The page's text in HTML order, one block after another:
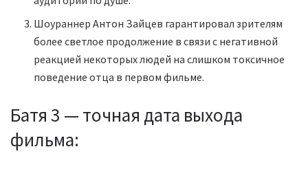
Шоураннер Антон Зайцев гарантировал зрителям
более светлое продолжение в связи с негативной
реакцией некоторых людей на слишком токсичное
поведение отца в первом фильме.
Батя 3 — точная дата выхода
фильма: